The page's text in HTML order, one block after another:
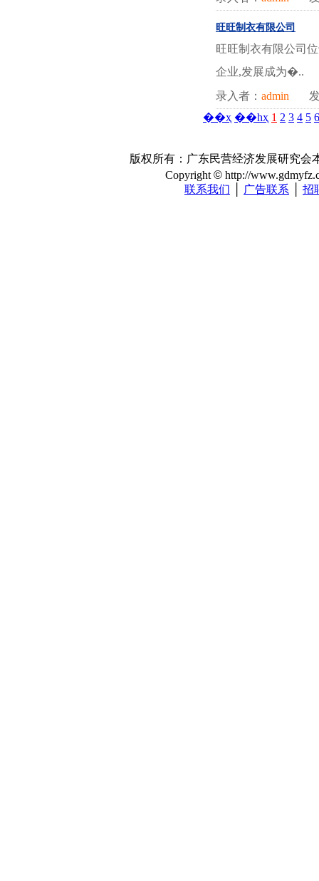
旺旺制衣有限公司
旺旺制衣有限公司
企业,发展成为�..
录入者： admin 发
��ҳ ��һҳ 1 2 3 4 5 6
版权所有：广东民营经济发展研究会
Copyright ©http://
联系我们
广告联系 招